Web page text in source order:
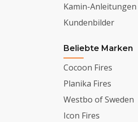
Kamin-Anleitungen
Kundenbilder
Beliebte Marken
Cocoon Fires
Planika Fires
Westbo of Sweden
Icon Fires